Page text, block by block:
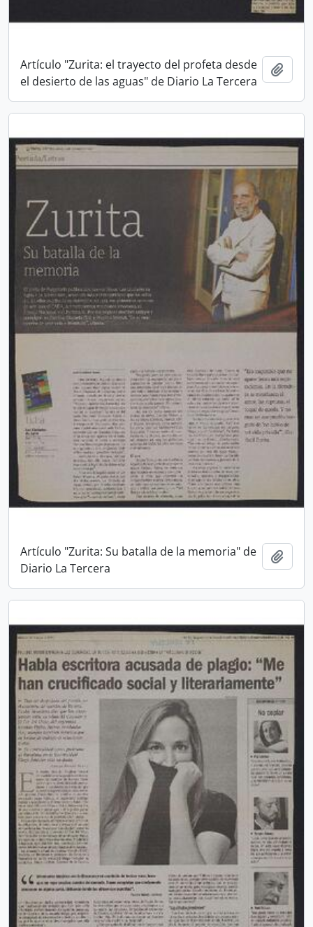
Artículo "Zurita: el trayecto del profeta desde
el desierto de las aguas" de Diario La Tercera
Artículo "Zurita: Su batalla de la memoria" de
Diario La Tercera